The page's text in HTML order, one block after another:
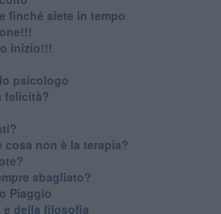
finché siete in tempo
inizio!!!
psicologo
felicità?
cosa non è la terapia?
sbagliato?
Piaggio
e della filosofia